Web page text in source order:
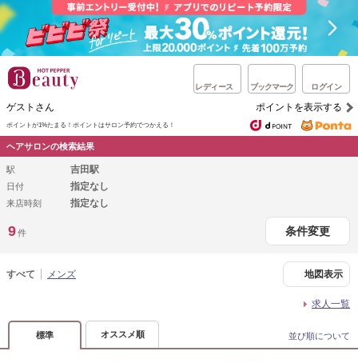
レディース ブックマーク ログイン
ゲストさん ポイントを表示する
ポイントが1%たまる！ ポイントはサロン予約でつかえる！
ヘアサロンの検索結果
駅 吉田駅
日付 指定なし
来店時刻 指定なし
9件 条件変更
すべて メンズ 地図表示
求人一覧
標準 オススメ順 並び順について